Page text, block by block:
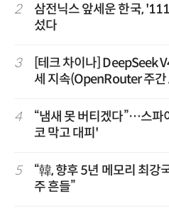
2
삼전닉스 앞세운 한국,
섰다
3
[테크 차이나] DeepSeek
세 지속(OpenRouter 주간
4
“냄새 못 버티겠다”…스파
코 막고 대피'
5
“韓, 향후 5년 메모리 최
주 흔들”